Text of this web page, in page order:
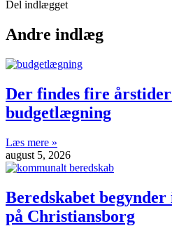
Del indlægget
Andre indlæg
Der findes fire årstider
budgetlægning
Læs mere »
august 5, 2026
Beredskabet
på Christiansborg